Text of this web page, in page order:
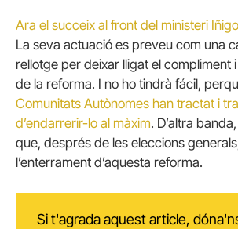
Ara el succeix al front del ministeri
La seva actuació es preveu com una
rellotge per deixar lligat el compliment
de la reforma. I no ho tindrà fácil,
Comunitats Autònomes han tractat i
d’endarrerir-lo al màxim. D’altra
que, després de les eleccions
l’enterrament d’aquesta reforma.
Si t'agrada aquest article,